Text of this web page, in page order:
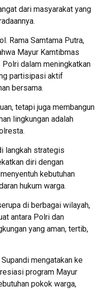
dari masyarakat yang
Rama Samtama Putra,
Mayur Kamtibmas
dalam meningkatkan
partisipasi aktif
bersama.
tetapi juga membangun
lingkungan adalah
langkah strategis
diri dengan
kebutuhan
hukum warga.
di berbagai wilayah,
antara Polri dan
yang aman, tertib,
mengatakan ke
program Mayur
pokok warga,